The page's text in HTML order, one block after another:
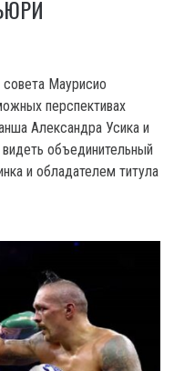
Маурисио
перспективах
Александра Усика и
объединительный
и обладателем титула